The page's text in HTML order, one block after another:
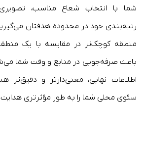
شما با انتخاب شعاع مناسب،
رتبه‌بندی خود در محدوده هدفتان
منطقه کوچک‌تر در مقایسه با یک
باعث صرفه‌جویی در منابع و وقت شما
اطلاعات نهایی، معنی‌دارتر و دقیق‌تر
سئوی محلی شما را به طور مؤثرتری